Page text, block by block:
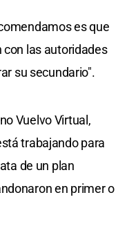
es que
con las autoridades
su secundario".
Vuelvo Virtual,
trabajando para
de un plan
en primer o